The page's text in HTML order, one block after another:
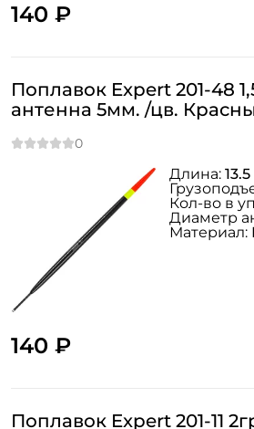
140 ₽
Поплавок Expert 201-48
антенна 5мм. /цв.
140 ₽
Длина:
Кол-во в
Диаметр
Материал:
Поплавок Expert 201-11